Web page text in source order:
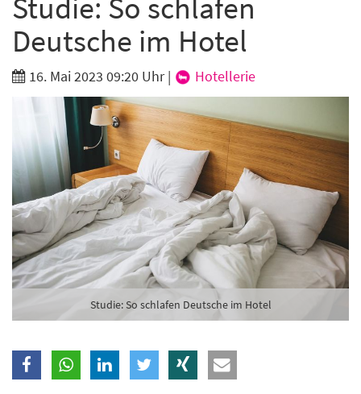
Studie: So schlafen
Deutsche im Hotel
16. Mai 2023 09:20 Uhr| Hotellerie
Studie: So schlafen Deutsche im Hotel